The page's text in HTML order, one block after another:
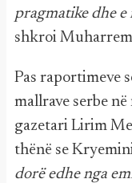
pragmatike dhe
shkroi
Pas raportimeve
mallrave serbe
gazetari Lirim
thënë se
dorë edhe nga